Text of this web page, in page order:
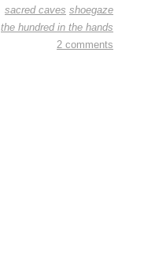
sacred caves shoegaze
the hundred in the hands
2 comments